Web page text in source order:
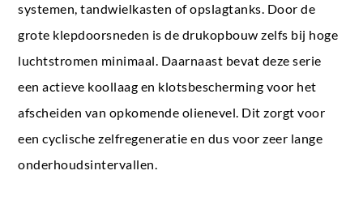
systemen, tandwielkasten of opslagtanks. Door de
grote klepdoorsneden is de drukopbouw zelfs bij hoge
luchtstromen minimaal. Daarnaast bevat deze serie
een actieve koollaag en klotsbescherming voor het
afscheiden van opkomende olienevel. Dit zorgt voor
een cyclische zelfregeneratie en dus voor zeer lange
onderhoudsintervallen.